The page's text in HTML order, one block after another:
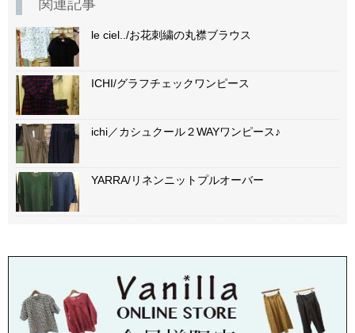
関連記事
le ciel../お花刺繍の丸襟ブラウス
ICHI/グラフチェックワンピース
ichi／カシュクール２WAYワンピース♪
YARRA/リネンニットプルオーバー